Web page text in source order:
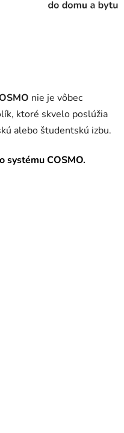
nie je vôbec
ktoré skvelo poslúžia
alebo študentskú izbu.
systému COSMO.